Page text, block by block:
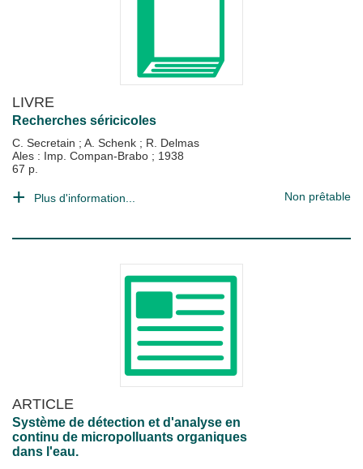
LIVRE
Recherches séricicoles
C. Secretain ; A. Schenk ; R. Delmas
Ales : Imp. Compan-Brabo ; 1938
67 p.
Plus d'information... Non prêtable
ARTICLE
Système de détection et d'analyse en
continu de micropolluants organiques
dans l'eau.